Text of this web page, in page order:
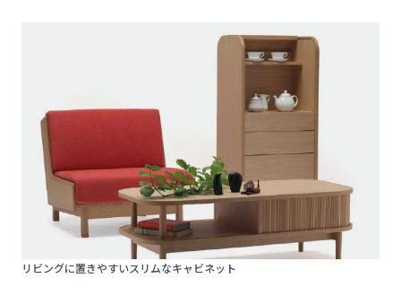
リビングに置きやすいスリムなキャビネット